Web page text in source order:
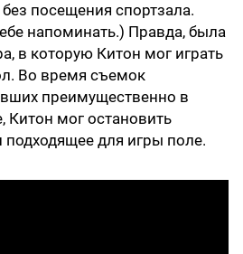
посещения спортзала.
напоминать.) Правда, была
в которую Китон мог играть
Во время съемок
преимущественно в
мог остановить
подходящее для игры поле.